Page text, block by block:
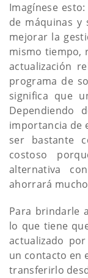
Imagínese
de máquinas y
mejorar la
mismo tiempo,
actualización
programa de
significa que
Dependiendo
importancia de
ser bastante
costoso
alternativa
ahorrará
Para brindarle
lo que tiene
actualizado
un contacto en
transferirlo